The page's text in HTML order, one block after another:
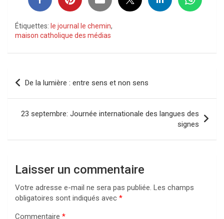
Étiquettes: le journal le chemin,
maison catholique des médias
Navigation
de
l’article
De la lumière : entre sens et non sens
23 septembre: Journée internationale des langues des
signes
Laisser un commentaire
Votre adresse e-mail ne sera pas publiée. Les champs
obligatoires sont indiqués avec *
Commentaire *